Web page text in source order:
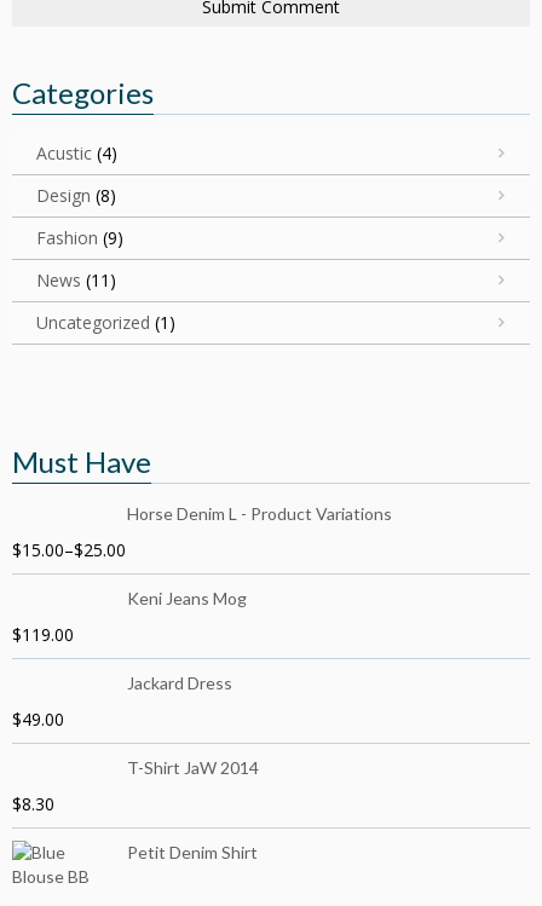
Categories
Acustic (4)
Design (8)
Fashion (9)
News (11)
Uncategorized (1)
Must Have
Horse Denim L - Product Variations
$15.00–$25.00
Keni Jeans Mog
$119.00
Jackard Dress
$49.00
T-Shirt JaW 2014
$8.30
Petit Denim Shirt